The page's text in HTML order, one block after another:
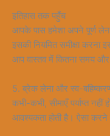
इतिहास तक पहुँच
आपके पास हमेशा अपने पूर्ण
इसकी नियमित समीक्षा करना
आप वास्तव में कितना समय
5. ब्रेक लेना और स्व-
कभी-कभी, सीमाएँ पर्याप्त
आवश्यकता होती है। ऐसा